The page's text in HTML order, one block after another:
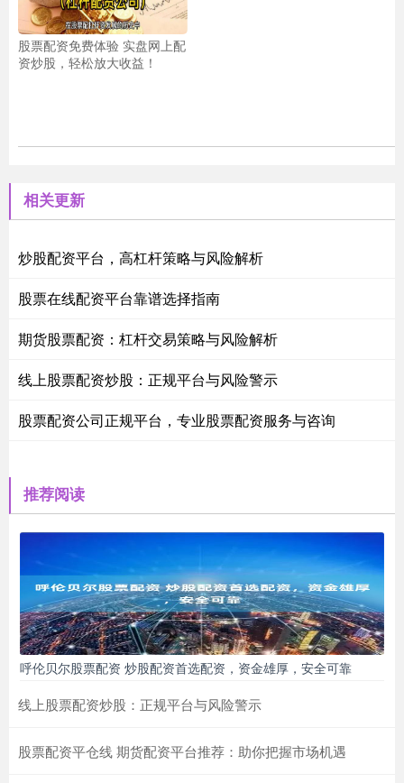
股票配资免费体验 实盘网上配
资炒股，轻松放大收益！
相关更新
炒股配资平台，高杠杆策略与风险解析
股票在线配资平台靠谱选择指南
期货股票配资：杠杆交易策略与风险解析
线上股票配资炒股：正规平台与风险警示
股票配资公司正规平台，专业股票配资服务与咨询
推荐阅读
呼伦贝尔股票配资 炒股配资首选配资，资金雄厚，安全可靠
线上股票配资炒股：正规平台与风险警示
股票配资平仓线 期货配资平台推荐：助你把握市场机遇